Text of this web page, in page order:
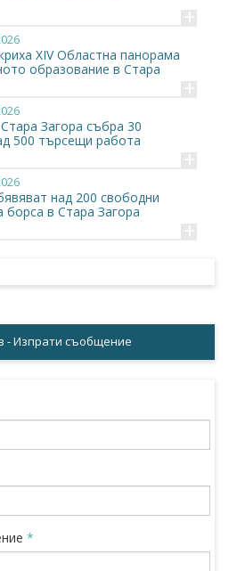
+
XIV Областна панорама
образование в Стара
+
Загора събра 30
500 търсещи работа
+
над 200 свободни
борса в Стара Загора
+
- Изпрати съобщение
*